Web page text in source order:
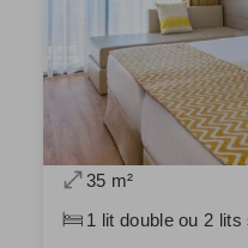
35 m²
1 lit double ou 2